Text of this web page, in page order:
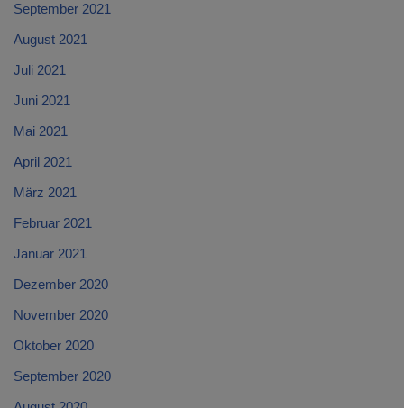
September 2021
August 2021
Juli 2021
Juni 2021
Mai 2021
April 2021
März 2021
Februar 2021
Januar 2021
Dezember 2020
November 2020
Oktober 2020
September 2020